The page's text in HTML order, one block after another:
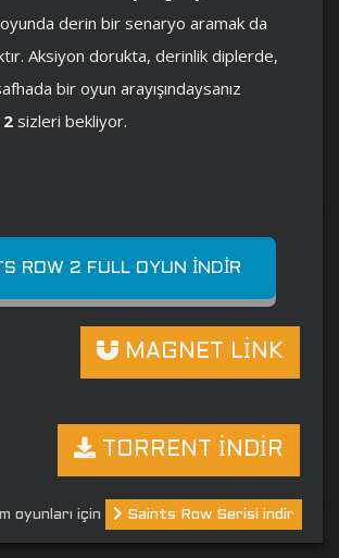
derin bir senaryo aramak da
Aksiyon dorukta, derinlik diplerde,
bir oyun arayışındaysanız
sizleri bekliyor.
ROW 2 FULL OYUN İNDIR
MAGNET LİNK
TORRENT İNDİR
oyunları için Saints Row Serisi indir